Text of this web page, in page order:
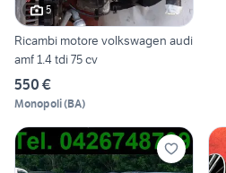
5
Ricambi motore volkswagen audi
amf 1.4 tdi 75 cv
550 €
Monopoli(BA)